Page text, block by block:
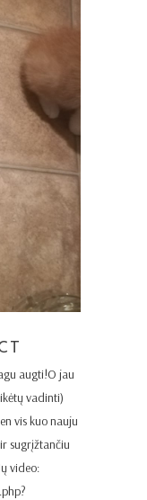
augti!O jau
vadinti)
vis kuo nauju
sugrįžtančiu
video: